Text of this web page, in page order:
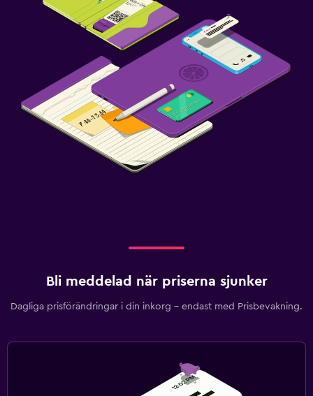
Bli meddelad när priserna sjunker
Dagliga prisförändringar i din inkorg – endast med Prisbevakning.